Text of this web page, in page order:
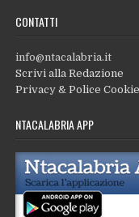
CONTATTI
info@ntacalabria.it
Scrivi alla Redazione
Privacy & Police Cookie
NTACALABRIA APP